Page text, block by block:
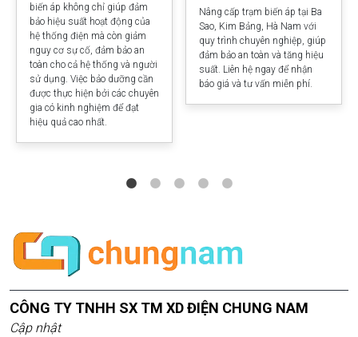
biến áp không chỉ giúp đảm
bảo hiệu suất hoạt động của
hệ thống điện mà còn giảm
nguy cơ sự cố, đảm bảo an
toàn cho cả hệ thống và người
sử dụng. Việc bảo dưỡng cần
được thực hiện bởi các chuyên
gia có kinh nghiệm để đạt
hiệu quả cao nhất.
Nâng cấp trạm biến áp tại Ba
Sao, Kim Bảng, Hà Nam với
quy trình chuyên nghiệp, giúp
đảm bảo an toàn và tăng hiệu
suất. Liên hệ ngay để nhận
báo giá và tư vấn miễn phí.
CÔNG TY TNHH SX TM XD ĐIỆN CHUNG NAM
Cập nhật